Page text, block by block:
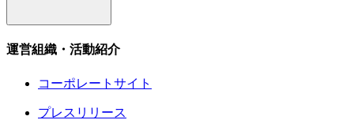
運営組織・活動紹介
コーポレートサイト
プレスリリース